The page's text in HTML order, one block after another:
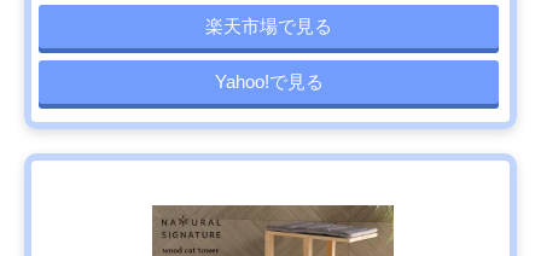
楽天市場で見る
Yahoo!で見る